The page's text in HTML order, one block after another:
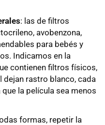
: las de filtros
avobenzona,
para bebés y
Indicamos en la
contienen filtros físicos,
dejan rastro blanco, cada
la película sea menos
formas, repetir la